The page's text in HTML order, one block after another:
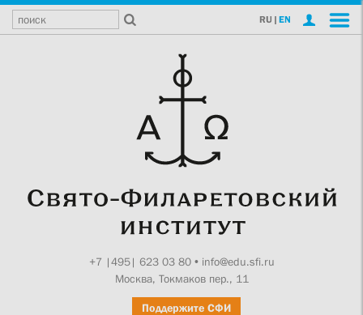
RU | EN
+7 |495| 623 03 80• info@edu.sfi.ru
Москва, Токмаков пер., 11
Поддержите СФИ